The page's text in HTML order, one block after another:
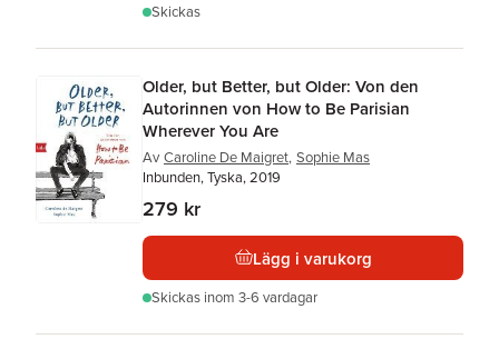
Skickas
Older, but Better, but Older: Von den
Autorinnen von How to Be Parisian
Wherever You Are
Av Caroline De Maigret, Sophie Mas
Inbunden, Tyska, 2019
279 kr
Lägg i varukorg
Skickas inom 3-6 vardagar